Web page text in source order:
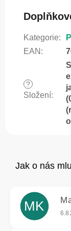
Kategorie:
EAN :
?
Složení:
MK